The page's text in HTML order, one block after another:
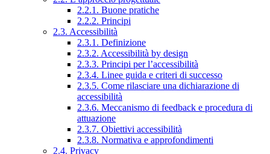
2.2.1. Buone pratiche
2.2.2. Principi
2.3. Accessibilità
2.3.1. Definizione
2.3.2. Accessibilità by design
2.3.3. Principi per l’accessibilità
2.3.4. Linee guida e criteri di successo
2.3.5. Come rilasciare una dichiarazione di
accessibilità
2.3.6. Meccanismo di feedback e procedura di
attuazione
2.3.7. Obiettivi accessibilità
2.3.8. Normativa e approfondimenti
2.4. Privacy